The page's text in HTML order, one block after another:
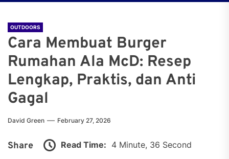
OUTDOORS
Cara Membuat Burger
Rumahan Ala McD: Resep
Lengkap, Praktis, dan Anti
Gagal
David Green February 27, 2026
Share Read Time: 4 Minute, 36 Second